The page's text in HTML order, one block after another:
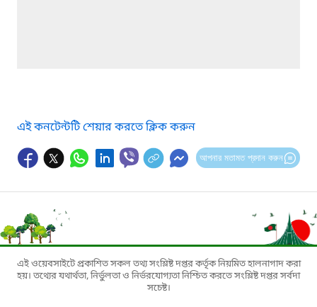
এই কনটেন্টটি শেয়ার করতে ক্লিক করুন
আপনার মতামত প্রদান করুন
এই ওয়েবসাইটে প্রকাশিত সকল তথ্য সংশ্লিষ্ট দপ্তর কর্তৃক নিয়মিত হালনাগাদ করা
হয়। তথ্যের যথার্থতা, নির্ভুলতা ও নির্ভরযোগ্যতা নিশ্চিত করতে সংশ্লিষ্ট দপ্তর সর্বদা
সচেষ্ট।